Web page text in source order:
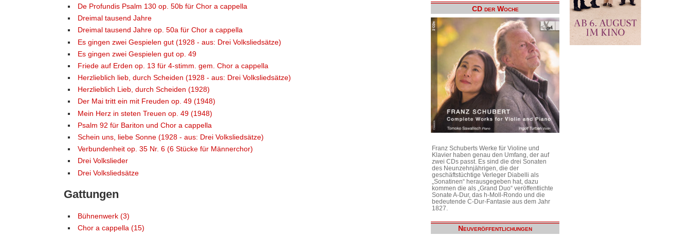
De Profundis Psalm 130 op. 50b für Chor a cappella
Dreimal tausend Jahre
Dreimal tausend Jahre op. 50a für Chor a cappella
Es gingen zwei Gespielen gut (1928 - aus: Drei Volksliedsätze)
Es gingen zwei Gespielen gut op. 49
Friede auf Erden op. 13 für 4-stimm. gem. Chor a cappella
Herzlieblich lieb, durch Scheiden (1928 - aus: Drei Volksliedsätze)
Herzlieblich Lieb, durch Scheiden (1928)
Der Mai tritt ein mit Freuden op. 49 (1948)
Mein Herz in steten Treuen op. 49 (1948)
Psalm 92 für Bariton und Chor a cappella
Schein uns, liebe Sonne (1928 - aus: Drei Volksliedsätze)
Verbundenheit op. 35 Nr. 6 (6 Stücke für Männerchor)
Drei Volkslieder
Drei Volksliedsätze
Gattungen
Bühnenwerk (3)
Chor a cappella (15)
CD der Woche
Franz Schuberts Werke für Violine und
Klavier haben genau den Umfang, der auf
zwei CDs passt. Es sind die drei Sonaten
des Neunzehnjährigen, die der
geschäftstüchtige Verleger Diabelli als
„Sonatinen“ herausgegeben hat, dazu
kommen die als „Grand Duo“ veröffentlichte
Sonate A-Dur, das h-Moll-Rondo und die
bedeutende C-Dur-Fantasie aus dem Jahr
1827.
Neuveröffentlichungen